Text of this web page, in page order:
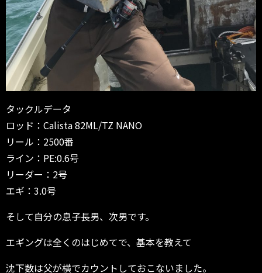
タックルデータ
ロッド：Calista 82ML/TZ NANO
リール：2500番
ライン：PE:0.6号
リーダー：2号
エギ：3.0号
そして自分の息子長男、次男です。
エギングは全くのはじめてで、基本を教えて
沈下数は父が横でカウントしておこないました。